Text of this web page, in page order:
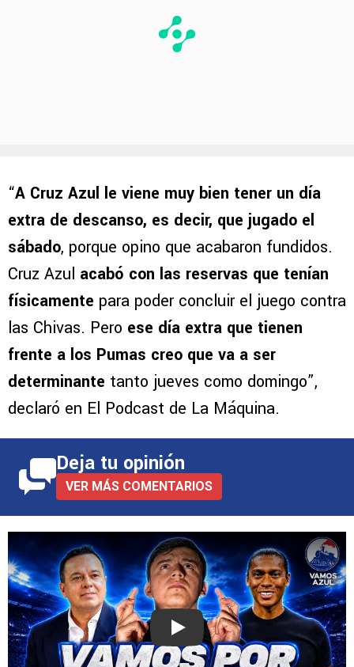
“A Cruz Azul le viene muy bien tener un día
extra de descanso, es decir, que jugado el
sábado, porque opino que acabaron fundidos.
Cruz Azul acabó con las reservas que tenían
físicamente para poder concluir el juego contra
las Chivas. Pero ese día extra que tienen
frente a los Pumas creo que va a ser
determinante tanto jueves como domingo”,
declaró en El Podcast de La Máquina.
Deja tu opinión
VER MÁS COMENTARIOS
Play